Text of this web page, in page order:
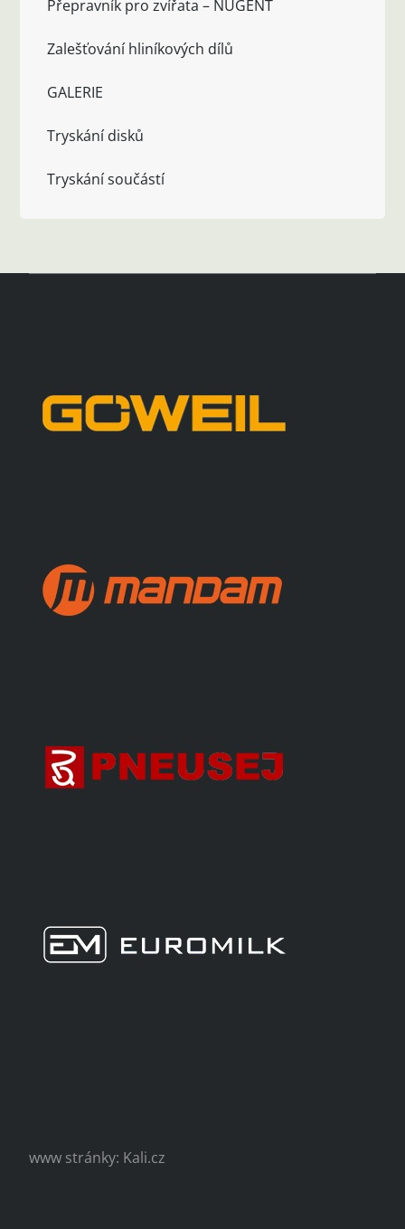
Přepravník pro zvířata – NUGENT
Zalešťování hliníkových dílů
GALERIE
Tryskání disků
Tryskání součástí
www stránky: Kali.cz